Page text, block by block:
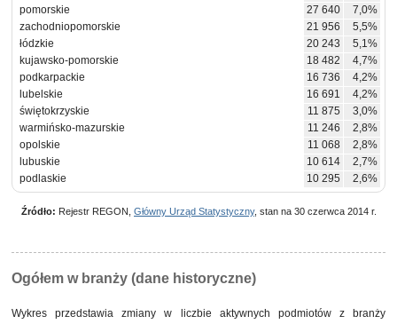
pomorskie
27 640
7,0%
zachodniopomorskie
21 956
5,5%
łódzkie
20 243
5,1%
kujawsko-pomorskie
18 482
4,7%
podkarpackie
16 736
4,2%
lubelskie
16 691
4,2%
świętokrzyskie
11 875
3,0%
warmińsko-mazurskie
11 246
2,8%
opolskie
11 068
2,8%
lubuskie
10 614
2,7%
podlaskie
10 295 2,6%
Źródło: Rejestr REGON, Główny Urząd Statystyczny, stan na 30 czerwca 2014 r.
Ogółem w branży (dane historyczne)
Wykres przedstawia zmiany w liczbie aktywnych podmiotów z branży